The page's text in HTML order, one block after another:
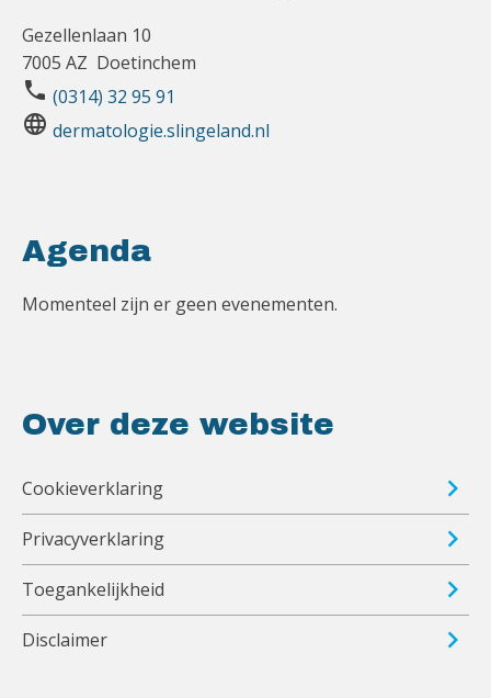
Gezellenlaan 10
7005 AZ Doetinchem
phone (0314) 32 95 91
language dermatologie.slingeland.nl
Agenda
Momenteel zijn er geen evenementen.
Over deze website
Cookieverklaring
Privacyverklaring
Toegankelijkheid
Disclaimer